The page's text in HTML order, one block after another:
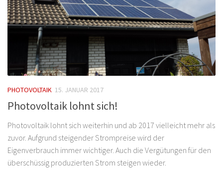
PHOTOVOLTAIK 15. JANUAR 2017
Photovoltaik lohnt sich!
Photovoltaik lohnt sich weiterhin und ab 2017 vielleicht mehr als
zuvor. Aufgrund steigender Strompreise wird der
Eigenverbrauch immer wichtiger. Auch die Vergütungen für den
überschüssig produzierten Strom steigen wieder.